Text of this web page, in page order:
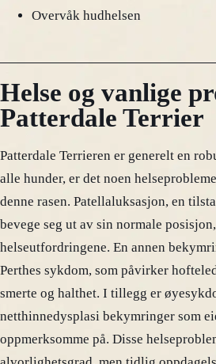
Overvåk hudhelsen
Helse og vanlige
Patterdale Terrier
Patterdale Terrieren er generelt en
alle hunder, er det noen
denne rasen. Patellaluksasjon, en
bevege seg ut av sin normale
helseutfordringene. En annen
Perthes sykdom, som påvirker
smerte og halthet. I tillegg er
netthinnedysplasi bekymringer som
oppmerksomme på. Disse